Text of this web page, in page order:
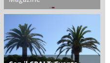
07 Marzo 2023